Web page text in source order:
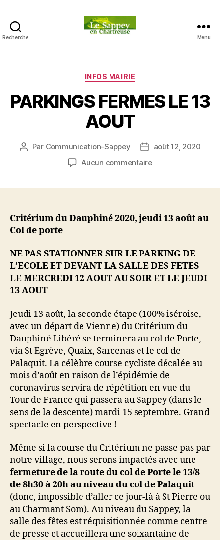
Recherche
en
Chartreuse
Menu
Catégories
INFOS MAIRIE
PARKINGS FERMES LE 13
AOUT
Auteur
Par Communication-Sappey
Date
de
août 12, 2020
Aucun commentairesur
AOUT
Critérium du Dauphiné 2020, jeudi 13 août au
Col de porte
NE PAS STATIONNER SUR LE PARKING DE
L’ECOLE ET DEVANT LA SALLE DES FETES
LE MERCREDI 12 AOUT AU SOIR ET LE JEUDI
13 AOUT
Jeudi 13 août, la seconde étape (100% iséroise,
avec un départ de Vienne) du Critérium du
Dauphiné Libéré se terminera au col de Porte,
via St Egrève, Quaix, Sarcenas et le col de
Palaquit. La célèbre course cycliste décalée au
mois d’août en raison de l’épidémie de
coronavirus servira de répétition en vue du
Tour de France qui passera au Sappey (dans le
sens de la descente) mardi 15 septembre. Grand
spectacle en perspective !
Même si la course du Critérium ne passe pas par
notre village, nous serons impactés avec une
fermeture de la route du col de Porte le 13/8
de 8h30 à 20h au niveau du col de Palaquit
(donc, impossible d’aller ce jour-là à St Pierre ou
au Charmant Som). Au niveau du Sappey, la
salle des fêtes est réquisitionnée comme centre
de presse et accueillera une soixantaine de